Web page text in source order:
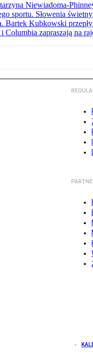
Niewiadoma-
sportu. Słowenia
Kubkowski
Columbia zapraszają na